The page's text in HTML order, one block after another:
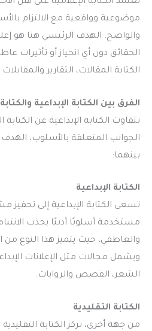
موضوعية وواقعية مع الالتزام
والواضح. الهدف الرئيسي هنا هو
الحقائق دون أي انحياز أو تأثيرات
الكتابة المقالات، التقارير
الفرق بين الكتابة الإبداعية
تتفاوت الكتابة الإبداعية عن
الجوانب المتعلقة بالأسلوب،
بينهما:
الكتابة الإبداعية
تسعى الكتابة الإبداعية إلى تحفيز
مستخدمة أسلوبًا أدبيًا يجذب
والعاطفي، حيث يتميز هذا النوع من
ويشمل مجالات مثل الإعلانات
الشعر، القصص والروايات.
الكتابة التقليدية
من جهة أخرى، تركز الكتابة